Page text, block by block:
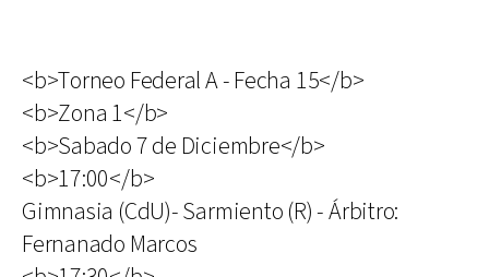
<b>Torneo Federal A - Fecha 15</b>
<b>Zona 1</b>
<b>Sabado 7 de Diciembre</b>
<b>17:00</b>
Gimnasia (CdU)- Sarmiento (R) - Árbitro:
Fernanado Marcos